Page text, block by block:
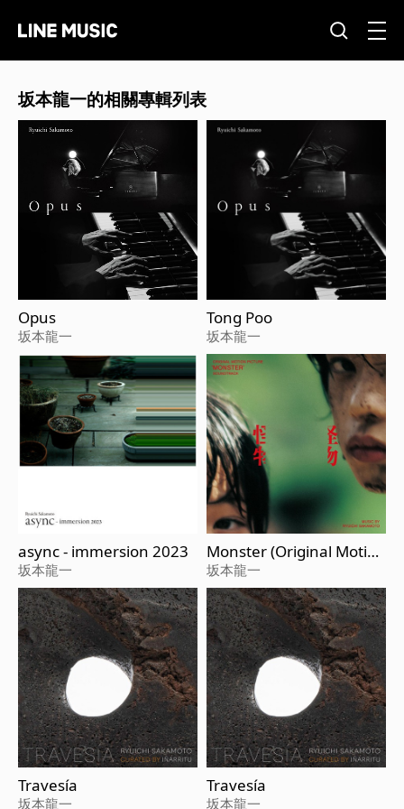
坂本龍一的相關專輯列表
Opus
坂本龍一
Tong Poo
坂本龍一
async - immersion 2023
坂本龍一
Monster (Original Motion
Picture Soundtrack)
坂本龍一
Travesía
坂本龍一
Travesía
坂本龍一